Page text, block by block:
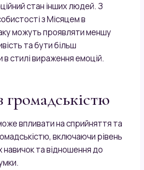
стан інших людей. З
з Місяцем в
можуть проявляти меншу
та бути більш
в стилі вираження емоцій.
громадськістю
впливати на сприйняття та
включаючи рівень
навичок та відношення до